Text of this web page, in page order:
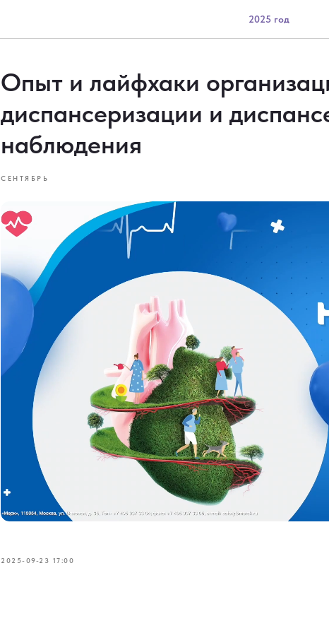
2025 год
Опыт и лайфхаки
диспансеризации и
наблюдения
СЕНТЯБРЬ
2025-09-23 17:00